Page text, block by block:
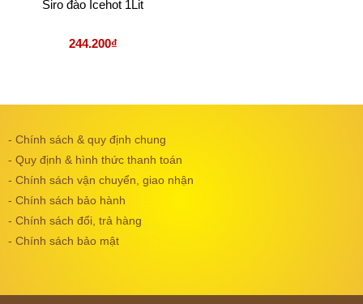
Siro đào Icehot 1Lit
244.200₫
- Chính sách & quy định chung
- Quy định & hình thức thanh toán
- Chính sách vận chuyển, giao nhận
- Chính sách bảo hành
- Chính sách đổi, trả hàng
- Chính sách bảo mật